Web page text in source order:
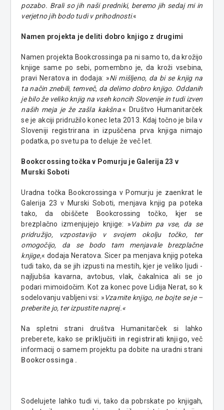
pozabo. Brali so jih naši predniki, beremo jih sedaj mi in
verjetno jih bodo tudi v prihodnosti.«
Namen projekta je deliti dobro knjigo z drugimi
Namen projekta Bookcrossinga pa ni samo to, da krožijo
knjige same po sebi, pomembno je, da kroži vsebina,
pravi Neratova in dodaja: »Ni mišljeno, da bi se knjig na
ta način znebili, temveč, da delimo dobro knjigo. Oddanih
je bilo že veliko knjig na vseh koncih Slovenije in tudi izven
naših meja je že zašla kakšna.« Društvo Humanitarček
se je akciji pridružilo konec leta 2013. Kdaj točno je bila v
Sloveniji registrirana in izpuščena prva knjiga nimajo
podatka, po svetu pa to deluje že več let.
Bookcrossing točka v Pomurju je Galerija 23 v
Murski Soboti
Uradna točka Bookcrossinga v Pomurju je zaenkrat le
Galerija 23 v Murski Soboti, menjava knjig pa poteka
tako, da obiščete Bookcrossing točko, kjer se
brezplačno izmenjujejo knjige: »Vabim pa vse, da se
pridružijo, vzpostavijo v svojem okolju točko, ter
omogočijo, da se bodo tam menjavale brezplačne
knjige,« dodaja Neratova. Sicer pa menjava knjig poteka
tudi tako, da se jih izpusti na mestih, kjer je veliko ljudi -
najljubša kavarna, avtobus, vlak, čakalnica ali se jo
podari mimoidočim. Kot za konec pove Lidija Nerat, so k
sodelovanju vabljeni vsi: »Vzamite knjigo, ne bojte se je –
preberite jo, ter izpustite naprej.«
Na spletni strani društva Humanitarček si lahko
preberete, kako se priključiti in registrirati knjigo, več
informacij o samem projektu pa dobite na uradni strani
Bookcrossinga .
Sodelujete lahko tudi vi, tako da pobrskate po knjigah,